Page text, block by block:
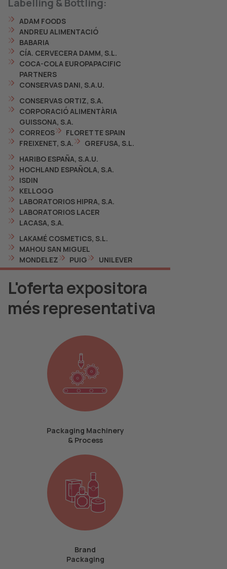
Labelling & Bottling:
ADAM FOODS
ANDREU ALIMENTACIÓ
BABARIA
CÍA. CERVECERA DAMM, S.L.
COCA-COLA EUROPAPACIFIC
PARTNERS
CONSERVAS DANI, S.A.U.
CONSERVAS ORTIZ, S.A.
CORPORACIÓ ALIMENTÀRIA
GUISSONA, S.A.
CORREOS
FLORETTE SPAIN
FREIXENET, S.A.
GREFUSA, S.L.
HARIBO ESPAÑA, S.A.U.
HOCHLAND ESPAÑOLA, S.A.
ISDIN
KELLOGG
LABORATORIOS HIPRA, S.A.
LABORATORIOS LACER
LACASA, S.A.
LAKAMÉ COSMETICS, S.L.
MAHOU SAN MIGUEL
MONDELEZ
PUIG UNILEVER
L'oferta expositora
més representativa
Packaging Machinery
& Process
Brand
Packaging